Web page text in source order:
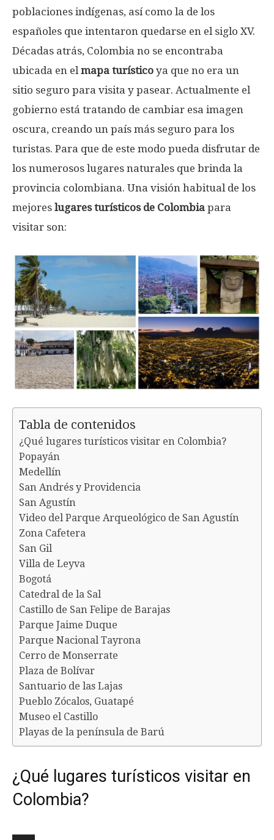
poblaciones indígenas, así como la de los
españoles que intentaron quedarse en el siglo XV.
Décadas atrás, Colombia no se encontraba
ubicada en elmapa turístico ya que no era un
sitio seguro para visita y pasear. Actualmente el
gobierno está tratando de cambiar esa imagen
oscura, creando un país más seguro para los
turistas. Para que de este modo pueda disfrutar de
los numerosos lugares naturales que brinda la
provincia colombiana. Una visión habitual de los
mejores lugares turísticos de Colombia para
visitar son:
Tabla de contenidos
¿Qué lugares turísticos visitar en Colombia?
Popayán
Medellín
San Andrés y Providencia
San Agustín
Video del Parque Arqueológico de San Agustín
Zona Cafetera
San Gil
Villa de Leyva
Bogotá
Catedral de la Sal
Castillo de San Felipe de Barajas
Parque Jaime Duque
Parque Nacional Tayrona
Cerro de Monserrate
Plaza de Bolívar
Santuario de las Lajas
Pueblo Zócalos, Guatapé
Museo el Castillo
Playas de la península de Barú
¿Qué lugares turísticos visitar en
Colombia?